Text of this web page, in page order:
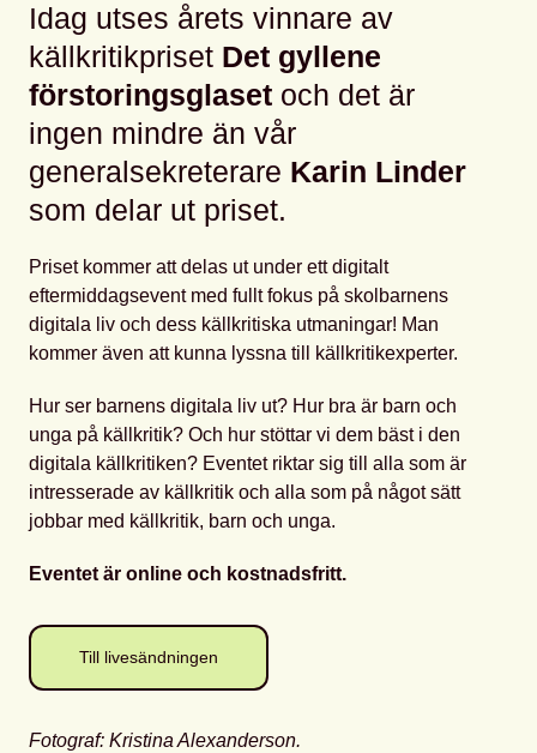
Idag utses årets vinnare av
källkritikpriset Det gyllene
förstoringsglaset och det är
ingen mindre än vår
generalsekreterare Karin Linder
som delar ut priset.
Priset kommer att delas ut under ett digitalt
eftermiddagsevent med fullt fokus på skolbarnens
digitala liv och dess källkritiska utmaningar! Man
kommer även att kunna lyssna till källkritikexperter.
Hur ser barnens digitala liv ut? Hur bra är barn och
unga på källkritik? Och hur stöttar vi dem bäst i den
digitala källkritiken? Eventet riktar sig till alla som är
intresserade av källkritik och alla som på något sätt
jobbar med källkritik, barn och unga.
Eventet är online och kostnadsfritt.
Till livesändningen
Fotograf: Kristina Alexanderson.